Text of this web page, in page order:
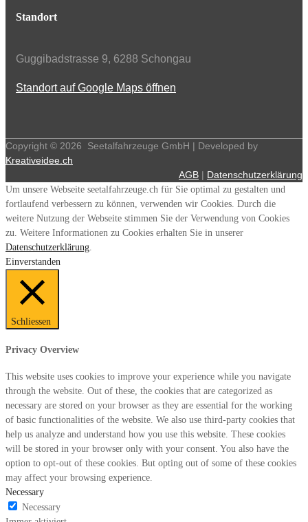
Standort
Guggibadstrasse 9, 6288 Schongau
Standort auf Google Maps öffnen
Copyright © 2026
Seetalfahrzeuge GmbH | Developed by
Kreativeidee.ch
AGB | Datenschutzerklärung
Um unsere Webseite seetalfahrzeuge.ch für Sie optimal zu gestalten und
fortlaufend verbessern zu können, verwenden wir Cookies. Durch die
weitere Nutzung der Webseite stimmen Sie der Verwendung von Cookies
zu. Weitere Informationen zu Cookies erhalten Sie in unserer
Datenschutzerklärung.
Einverstanden
Schliessen
Privacy Overview
This website uses cookies to improve your experience while you navigate
through the website. Out of these, the cookies that are categorized as
necessary are stored on your browser as they are essential for the working
of basic functionalities of the website. We also use third-party cookies that
help us analyze and understand how you use this website. These cookies
will be stored in your browser only with your consent. You also have the
option to opt-out of these cookies. But opting out of some of these cookies
may affect your browsing experience.
Necessary
Necessary